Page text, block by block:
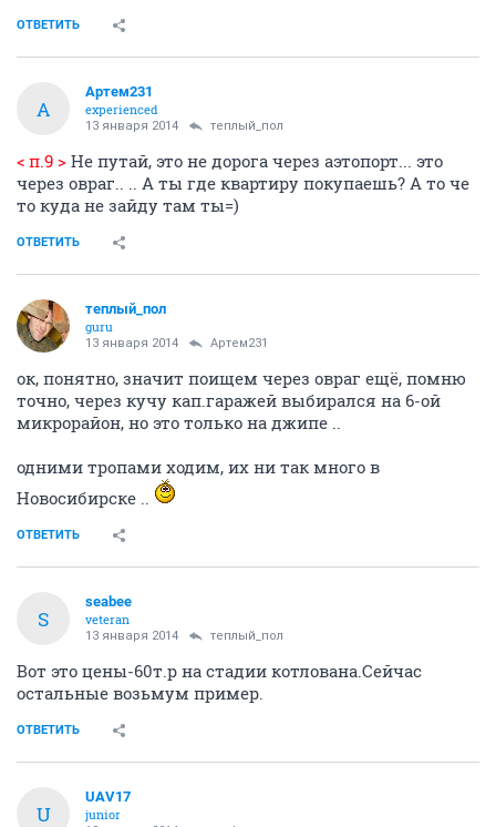
ОТВЕТИТЬ
А
Артем231
experienced
13 января 2014 теплый_пол
< п.9 > Не путай, это не дорога через аэтопорт... это
через овраг.. .. А ты где квартиру покупаешь? А то че
то куда не зайду там ты=)
ОТВЕТИТЬ
теплый_пол
guru
13 января 2014 Артем231
ок, понятно, значит поищем через овраг ещё, помню
точно, через кучу кап.гаражей выбирался на 6-ой
микрорайон, но это только на джипе ..
одними тропами ходим, их ни так много в
Новосибирске ..
ОТВЕТИТЬ
S
seabee
veteran
13 января 2014 теплый_пол
Вот это цены-60т.р на стадии котлована.Сейчас
остальные возьмум пример.
ОТВЕТИТЬ
U
UAV17
junior